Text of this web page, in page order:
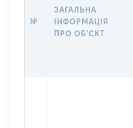
№
ЗАГАЛЬНА
ІНФОРМАЦІЯ
ПРО ОБʼЄКТ